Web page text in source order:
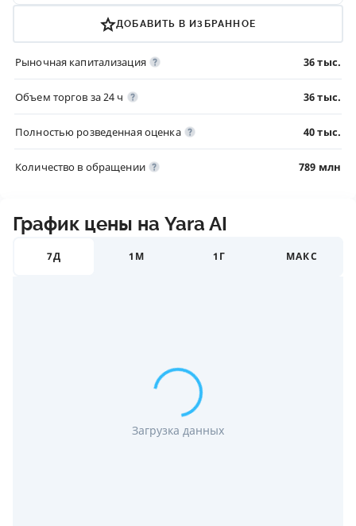
ДОБАВИТЬ В ИЗБРАННОЕ
Рыночная капитализация 36 тыс.
Объем торгов за 24 ч 36 тыс.
Полностью розведенная оценка 40 тыс.
Количество в обращении 789 млн
График цены на Yara AI
7Д 1М 1Г МАКС
Загрузка данных